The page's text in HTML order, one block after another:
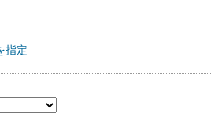
指定